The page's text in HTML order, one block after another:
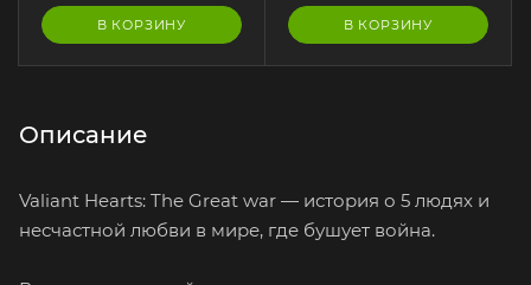
В КОРЗИНУ В КОРЗИНУ
Описание
Valiant Hearts: The Great war — история о 5 людях и
несчастной любви в мире, где бушует война.